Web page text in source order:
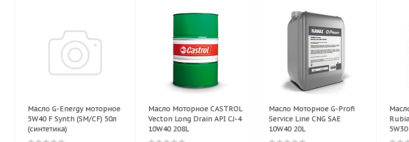
Масло G-Energy моторное
5W40 F Synth (SM/CF) 50л
(синтетика)
Масло Моторное CASTROL
Vecton Long Drain API CJ-4
10W40 208L
Масло Моторное G-Profi
Service Line CNG SAE
10W40 20L